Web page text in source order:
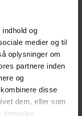
og
medier og til
oplysninger om
partnere inden
og
disse
dem, eller som
tjenester.